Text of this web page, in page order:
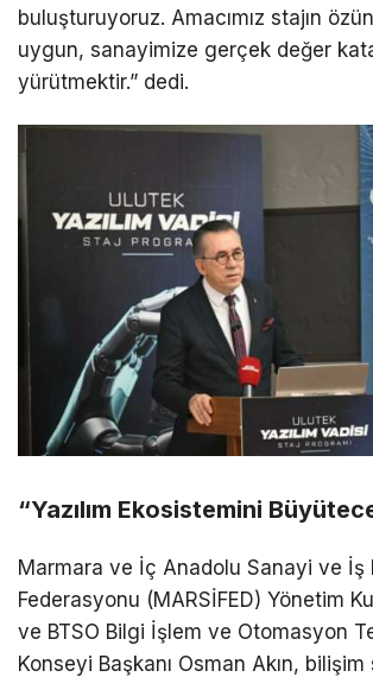
buluşturuyoruz. Amacımız stajın
uygun, sanayimize gerçek değer
yürütmektir.” dedi.
“Yazılım Ekosistemini
Marmara ve İç Anadolu Sanayi ve İş
Federasyonu (MARSİFED) Yönetim
ve BTSO Bilgi İşlem ve Otomasyon
Konseyi Başkanı Osman Akın,